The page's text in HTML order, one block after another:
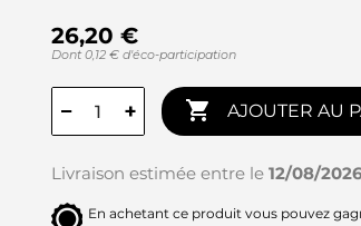
26,20 €
Dont 0,12 € d'éco-participation
− +  AJOUTER AU
Livraison estimée entre le 12/08/
En achetant ce produit vous pouvez